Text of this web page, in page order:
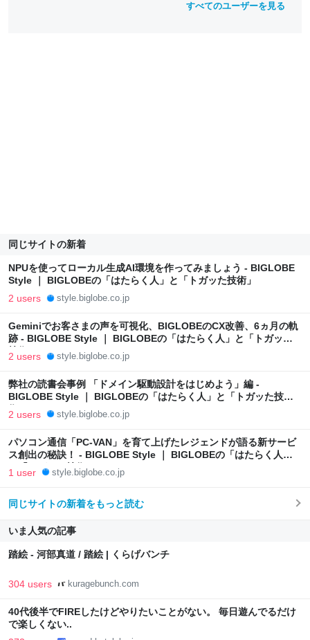
すべてのユーザーを見る
同じサイトの新着
NPUを使ってローカル生成AI環境を作ってみましょう - BIGLOBE
Style ｜ BIGLOBEの「はたらく人」と「トガッた技術」
2 users style.biglobe.co.jp
Geminiでお客さまの声を可視化、BIGLOBEのCX改善、6ヵ月の軌
跡 - BIGLOBE Style ｜ BIGLOBEの「はたらく人」と「トガッた
技術」
2 users style.biglobe.co.jp
弊社の読書会事例 「ドメイン駆動設計をはじめよう」編 -
BIGLOBE Style ｜ BIGLOBEの「はたらく人」と「トガッた技
術」
2 users style.biglobe.co.jp
パソコン通信「PC-VAN」を育て上げたレジェンドが語る新サービ
ス創出の秘訣！ - BIGLOBE Style ｜ BIGLOBEの「はたらく人」
と「トガッた技術」
1 user style.biglobe.co.jp
同じサイトの新着をもっと読む
いま人気の記事
踏絵 - 河部真道 / 踏絵 | くらげバンチ
304 users kuragebunch.com
40代後半でFIREしたけどやりたいことがない。 毎日遊んでるだけ
で楽しくない..